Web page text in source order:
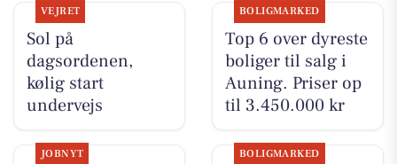
VEJRET
Sol på
dagsordenen,
kølig start
undervejs
BOLIGMARKED
Top 6 over dyreste
boliger til salg i
Auning. Priser op
til 3.450.000 kr
JOBNYT BOLIGMARKED